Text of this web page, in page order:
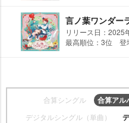
言ノ葉ワンダー
リリース日：2025
最高順位：3位 登
合算シングル 合算アル
デジタルシングル（単曲）